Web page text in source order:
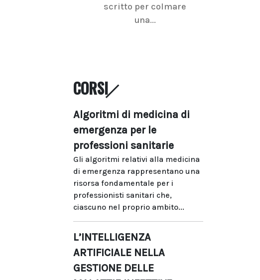
scritto per colmare
una...
CORSI
Algoritmi di medicina di
emergenza per le
professioni sanitarie
Gli algoritmi relativi alla medicina
di emergenza rappresentano una
risorsa fondamentale per i
professionisti sanitari che,
ciascuno nel proprio ambito...
L’INTELLIGENZA
ARTIFICIALE NELLA
GESTIONE DELLE